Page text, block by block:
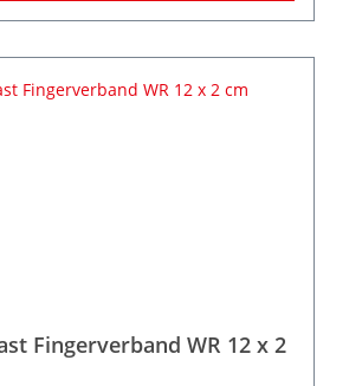
Fingerverband WR 12 x 2